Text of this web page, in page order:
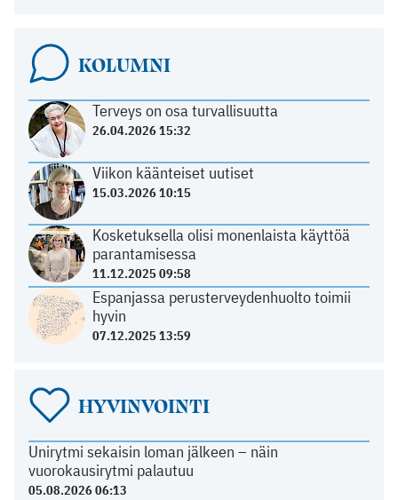
KOLUMNI
Terveys on osa turvallisuutta
26.04.2026 15:32
Viikon käänteiset uutiset
15.03.2026 10:15
Kosketuksella olisi monenlaista käyttöä
parantamisessa
11.12.2025 09:58
Espanjassa perusterveydenhuolto toimii
hyvin
07.12.2025 13:59
HYVINVOINTI
Unirytmi sekaisin loman jälkeen – näin
vuorokausirytmi palautuu
05.08.2026 06:13